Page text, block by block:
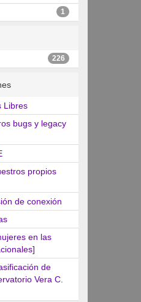
1
226
Libres
bugs y legacy
propios
de conexión
en las
de
Vera C.